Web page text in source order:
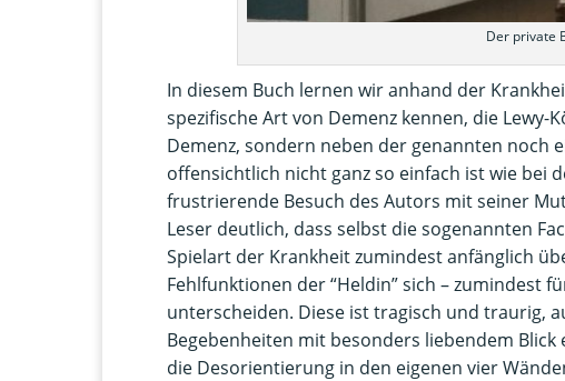
Der private
In diesem Buch lernen wir anhand der
spezifische Art von Demenz kennen, die Lewy-
Demenz, sondern neben der genannten noch
offensichtlich nicht ganz so einfach ist wie bei
frustrierende Besuch des Autors mit seiner
Leser deutlich, dass selbst die sogenannten
Spielart der Krankheit zumindest anfänglich
Fehlfunktionen der “Heldin” sich – zumindest
unterscheiden. Diese ist tragisch und traurig,
Begebenheiten mit besonders liebendem
die Desorientierung in den eigenen vier